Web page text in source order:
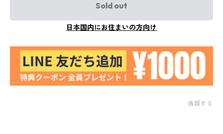
Sold out
日本国内にお住まいの方向け
通報する